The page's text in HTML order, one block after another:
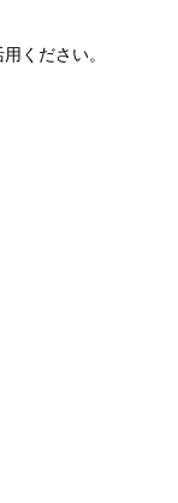
ください。